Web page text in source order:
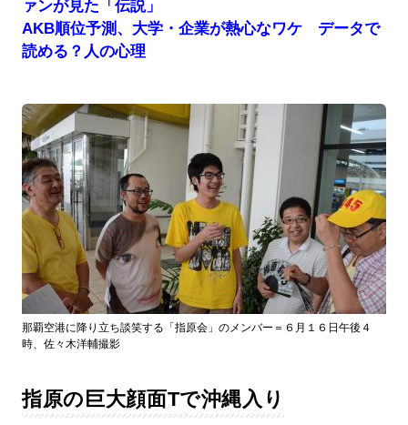
ァンが見た「伝説」
AKB順位予測、大学・企業が熱心なワケ データで
読める？人の心理
那覇空港に降り立ち談笑する「指原会」のメンバー＝６月１６日午後４
時、佐々木洋輔撮影
指原の巨大顔面Tで沖縄入り